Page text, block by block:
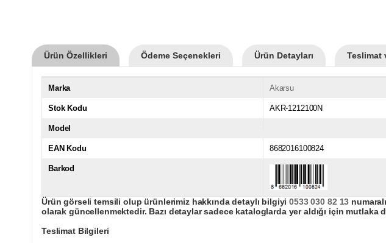
Ürün Özellikleri Ödeme Seçenekleri Ürün Detayları Teslimat
Marka Akarsu
Stok Kodu AKR-1212100N
Model
EAN Kodu 8682016100824
Barkod
Ürün görseli temsili olup ürünlerimiz hakkında detaylı bilgiyi0533 030 82 13
olarak güncellenmektedir. Bazı detaylar sadece kataloglarda yer aldığı için mutlaka
Teslimat Bilgileri